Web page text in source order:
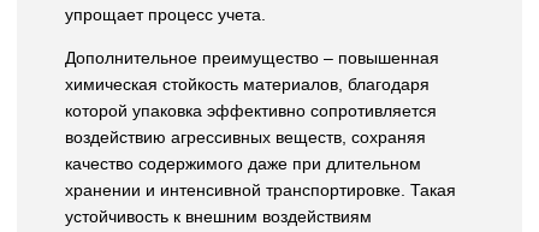
упрощает процесс учета.
Дополнительное преимущество – повышенная
химическая стойкость материалов, благодаря
которой упаковка эффективно сопротивляется
воздействию агрессивных веществ, сохраняя
качество содержимого даже при длительном
хранении и интенсивной транспортировке. Такая
устойчивость к внешним воздействиям